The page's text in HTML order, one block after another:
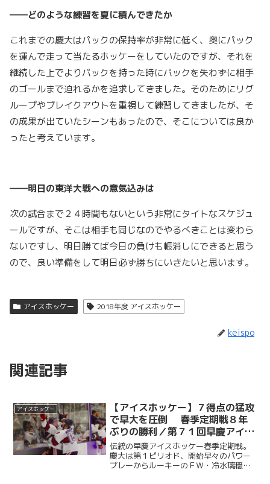
――どのような練習を夏に積んできたか
これまでの慶大はパックの保持率が非常に低く、奥にパック
を運んで走って当たるホッケーをしていたのですが、それを
継続した上でよりパックを持った時にパックを失わずに相手
のゴールまで迫れるかを追求してきました。そのためにリグ
ループやブレイクアウトを重視して練習してきましたが、そ
の成果が出ていたシーンもあったので、そこについては良か
ったと考えています。
――明日の東洋大戦への意気込みは
次の試合まで２４時間もないという非常にタイトなスケジュ
ールですが、そこは相手も同じなのでやるべきことは変わら
ないですし、明日勝てば今日の負けも帳消しにできると思う
ので、良い準備をして明日必ず勝ちにいきたいと思います。
アイスホッケー 2018年度 アイスホッケー
keispo
関連記事
アイスホッケー
【アイスホッケー】７得点の猛攻
で早大を圧倒 春季定期戦８年
ぶりの勝利／第７１回早慶アイス
ホッケー春季定期戦
伝統の早慶アイスホッケー春季定期戦。
慶大は第１ピリオド、開始早々のパワー
プレーからルーキーのＦＷ・冷水璃穏